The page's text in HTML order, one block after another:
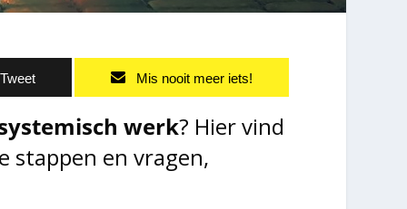
Tweet Mis nooit meer iets!
werk? Hier vind
stappen en vragen,